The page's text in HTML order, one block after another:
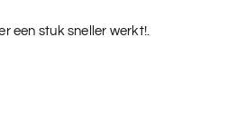
een stuk sneller werkt!.